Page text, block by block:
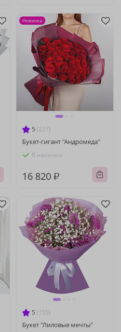
5 (227)
Букет-гигант "Андромеда"
В наличии
16 820 ₽
Новинка
5 (155)
Букет "Лиловые мечты"